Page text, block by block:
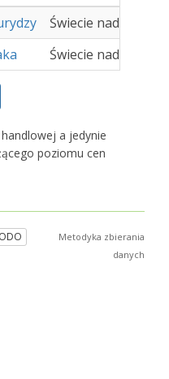
Świecie nad Wisłą
Świecie nad Wisłą
a jedynie
poziomu cen
Metodyka zbierania
danych